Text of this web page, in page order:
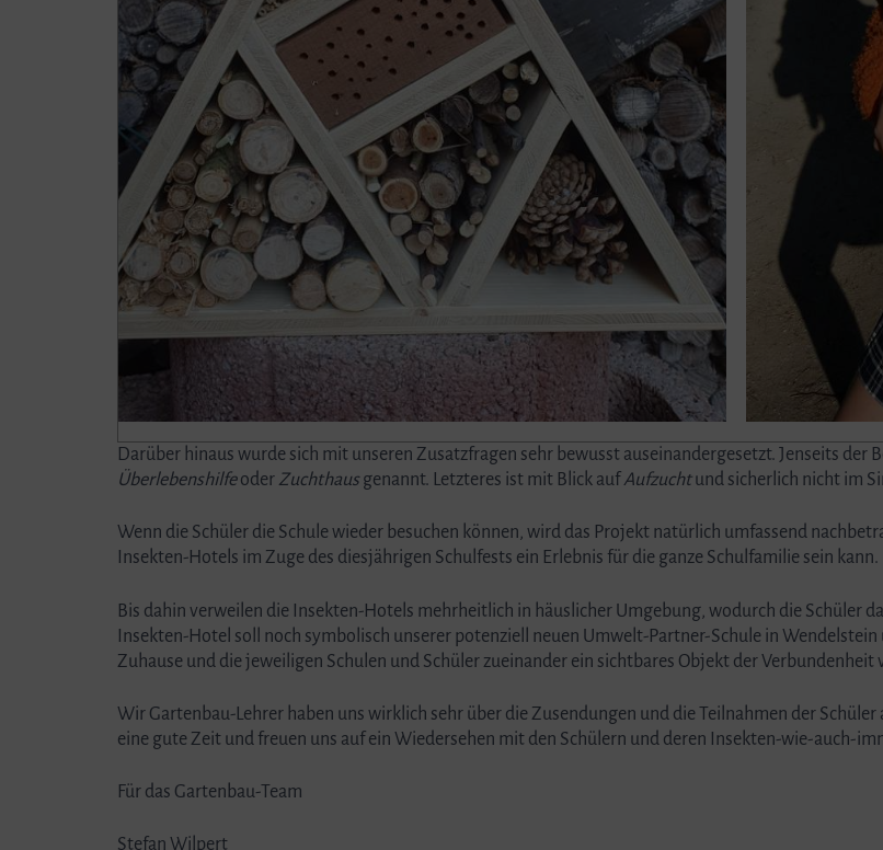
Darüber hinaus wurde sich mit unseren Zusatzfragen sehr bewusst auseinandergesetzt. Jenseits der
Überlebenshilfeoder Zuchthausgenannt. Letzteres ist mit Blick aufAufzuchtund sicherlich nicht im
Wenn die Schüler die Schule wieder besuchen können, wird das Projekt natürlich umfassend
Insekten-Hotels im Zuge des diesjährigen Schulfests ein Erlebnis für die ganze Schulfamilie sein kann.
Bis dahin verweilen die Insekten-Hotels mehrheitlich in häuslicher Umgebung, wodurch die Schüler
Insekten-Hotel soll noch symbolisch unserer potenziell neuen Umwelt-Partner-Schule in
Zuhause und die jeweiligen Schulen und Schüler zueinander ein sichtbares Objekt der Verbundenheit
Wir Gartenbau-Lehrer haben uns wirklich sehr über die Zusendungen und die Teilnahmen der
eine gute Zeit und freuen uns auf ein Wiedersehen mit den Schülern und deren Insekten-wie-auch-
Für das Gartenbau-Team
Stefan Wilpert